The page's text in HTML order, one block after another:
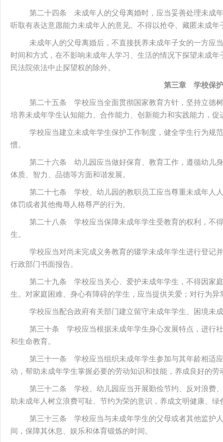
第二十四条 未成年人的父母离婚时，应当妥善处理未成
听取有表达意愿能力未成年人的意见。不得以抢夺、藏匿未成年
未成年人的父母离婚后，不直接抚养未成年子女的一方应
时间和方式，在不影响未成年人学习、生活的情况下探望未成
民法院依法中止探望权的除外。
第三章 学校保
第二十五条 学校应当全面贯彻国家教育方针，坚持立德
培养未成年学生认知能力、合作能力、创新能力和实践能力，促
学校应当建立未成年学生保护工作制度，健全学生行为规
惯。
第二十六条 幼儿园应当做好保育、教育工作，遵循幼儿
体质、智力、品德等方面和谐发展。
第二十七条 学校、幼儿园的教职员工应当尊重未成年人
体罚或者其他侮辱人格尊严的行为。
第二十八条 学校应当保障未成年学生受教育的权利，不
生。
学校应当对尚未完成义务教育的辍学未成年学生进行登记
行政部门书面报告。
第二十九条 学校应当关心、爱护未成年学生，不得因家
生。对家庭困难、身心有障碍的学生，应当提供关爱；对行为
学校应当配合政府有关部门建立留守未成年学生、困境未
第三十条 学校应当根据未成年学生身心发展特点，进行
和生命教育。
第三十一条 学校应当组织未成年学生参加与其年龄相适
动，帮助未成年学生掌握必要的劳动知识和技能，养成良好的劳
第三十二条 学校、幼儿园应当开展勤俭节约、反对浪费
助未成年人树立浪费可耻、节约为荣的意识，养成文明健康、绿
第三十三条 学校应当与未成年学生的父母或者其他监护
间，保障其休息、娱乐和体育锻炼的时间。